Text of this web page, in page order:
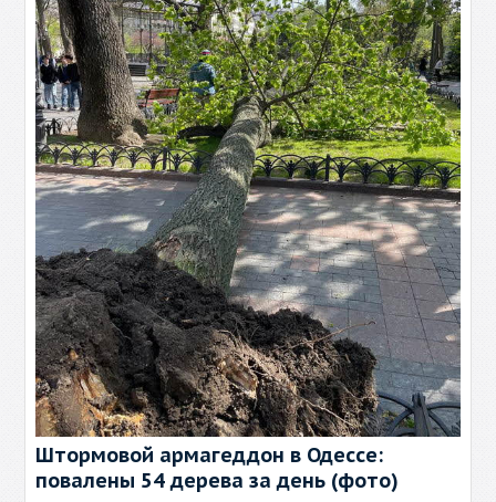
Штормовой армагеддон в Одессе:
повалены 54 дерева за день (фото)